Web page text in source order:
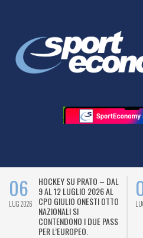
06
LUG 2026
HOCKEY SU PRATO – DAL
9 AL 12 LUGLIO 2026 AL
CPO GIULIO ONESTI OTTO
NAZIONALI SI
CONTENDONO I DUE PASS
PER L’EUROPEO.